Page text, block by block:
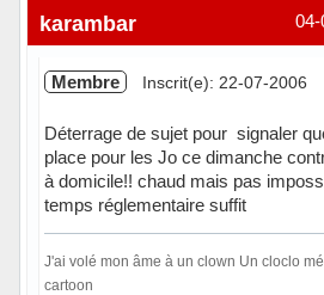
04-
karambar
Membre Inscrit(e): 22-07-2006
Déterrage de sujet pour signaler
place pour les Jo ce dimanche
à domicile!! chaud mais pas
temps réglementaire suffit
J'ai volé mon âme à un clown Un cloclo
cartoon